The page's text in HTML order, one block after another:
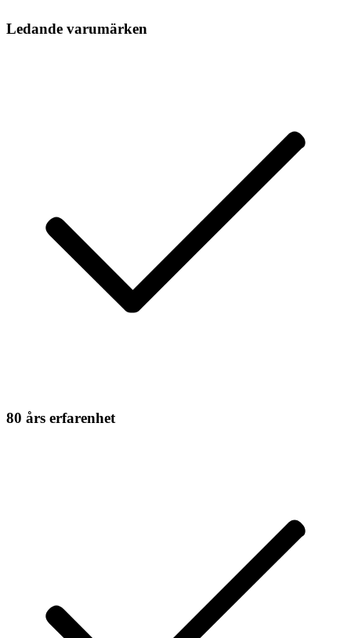
Ledande varumärken
80 års erfarenhet